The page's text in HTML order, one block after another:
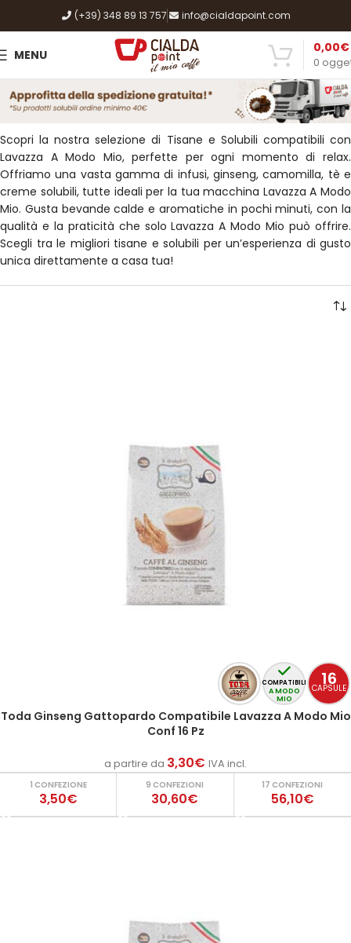
(+39) 348 89 13 757 info@cialdapoint.com
MENU 0
0,00€
Scopri la nostra selezione di Tisane e Solubili compatibili con
Lavazza A Modo Mio, perfette per ogni momento di relax.
Offriamo una vasta gamma di infusi, ginseng, camomilla, tè e
creme solubili, tutte ideali per la tua macchina Lavazza A Modo
Mio. Gusta bevande calde e aromatiche in pochi minuti, con la
qualità e la praticità che solo Lavazza A Modo Mio può offrire.
Scegli tra le migliori tisane e solubili per un’esperienza di gusto
unica direttamente a casa tua!
16
CAPSULE
COMPATIBILI
A MODO
MIO
Toda Ginseng Gattopardo Compatibile Lavazza A Modo Mio
Conf 16 Pz
a partire da 3,30€ IVA incl.
1 CONFEZIONE
3,50€
9 CONFEZIONI
30,60€
17 CONFEZIONI
56,10€